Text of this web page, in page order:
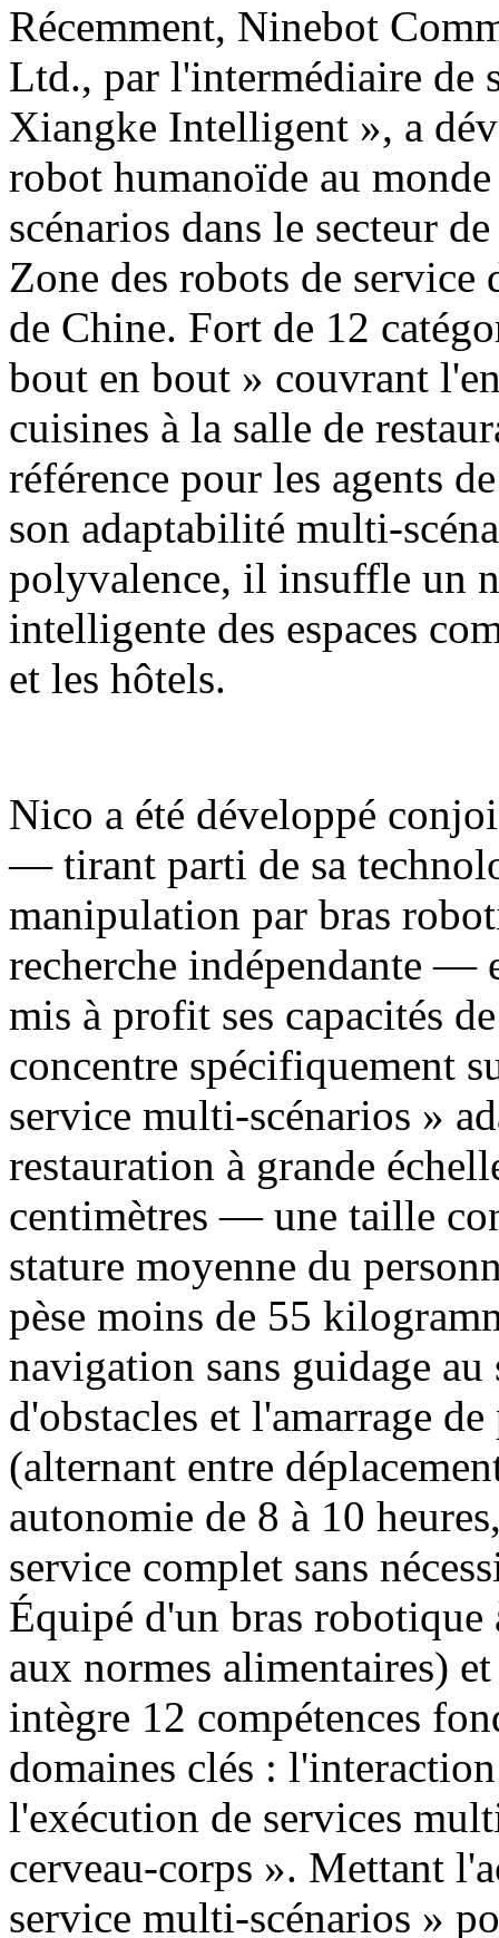
Récemment, Ninebot
Ltd., par l'intermédiaire de
Xiangke Intelligent », a
robot humanoïde au
scénarios dans le secteur
Zone des robots de
de Chine. Fort de 12
bout en bout » couvrant
cuisines à la salle de
référence pour les agents
son adaptabilité multi-
polyvalence, il insuffle un
intelligente des espaces
et les hôtels.
Nico a été développé
— tirant parti de sa
manipulation par bras
recherche indépendante —
mis à profit ses capacités
concentre spécifiquement
service multi-scénarios »
restauration à grande
centimètres — une taille
stature moyenne du
pèse moins de 55
navigation sans guidage
d'obstacles et l'amarrage
(alternant entre
autonomie de 8 à 10
service complet sans
Équipé d'un bras
aux normes alimentaires)
intègre 12 compétences
domaines clés :
l'exécution de services
cerveau-corps ». Mettant
service multi-scénarios »